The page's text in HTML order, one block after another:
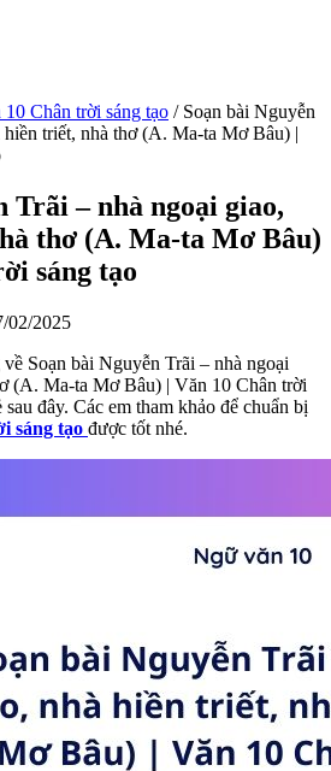
10 Chân trời sáng tạo /Soạn bài Nguyễn
triết, nhà thơ (A. Ma-ta Mơ Bâu) |
Trãi – nhà ngoại giao,
thơ (A. Ma-ta Mơ Bâu)
sáng tạo
02/2025
Soạn bài Nguyễn Trãi – nhà ngoại
(A. Ma-ta Mơ Bâu) | Văn 10 Chân trời
sau đây. Các em tham khảo để chuẩn bị
sáng tạo được tốt nhé.